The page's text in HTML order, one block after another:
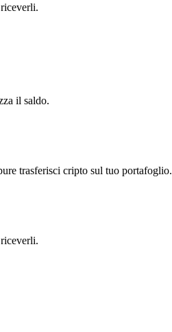
il saldo.
trasferisci cripto sul tuo portafoglio.